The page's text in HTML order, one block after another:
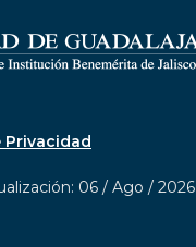
Privacidad
06 / Ago / 2026